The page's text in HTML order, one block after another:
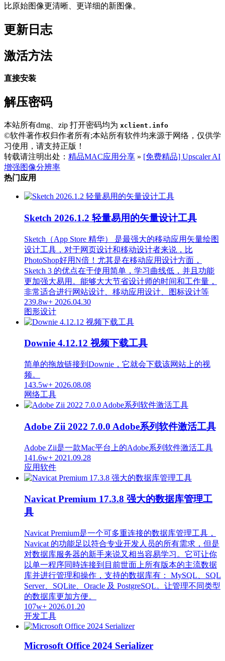
比原始图像更清晰、更详细的新图像。
更新日志
激活方法
直接安装
解压密码
本站所有dmg、zip 打开密码均为 xclient.info
©软件著作权归作者所有;本站所有软件均来源于网络，仅供学
习使用，请支持正版！
转载请注明出处： 精品MAC应用分享 » [免费精品] Upscaler AI
增强图像分辨率
热门应用
Sketch 2026.1.2 轻量易用的矢量设计工具
Sketch（App Store 精华） 是最强大的移动应用矢量绘图
设计工具，对于网页设计和移动设计者来说，比
PhotoShop好用N倍！尤其是在移动应用设计方面，
Sketch 3 的优点在于使用简单，学习曲线低，并且功能
更加强大易用。能够大大节省设计师的时间和工作量，
非常适合进行网站设计、移动应用设计、图标设计等
239.8w+ 2026.04.30
图形设计
Downie 4.12.12 视频下载工具
简单的拖放链接到Downie，它就会下载该网站上的视
频。
143.5w+ 2026.08.08
网络工具
Adobe Zii 2022 7.0.0 Adobe系列软件激活工具
Adobe Zii是一款Mac平台上的Adobe系列软件激活工具
141.6w+ 2021.09.28
应用软件
Navicat Premium 17.3.8 强大的数据库管理工
具
Navicat Premium是一个可多重连接的数据库管理工具，
Navicat 的功能足以符合专业开发人员的所有需求，但是
对数据库服务器的新手来说又相当容易学习。它可让你
以单一程序同時连接到目前世面上所有版本的主流数据
库并进行管理和操作，支持的数据库有： MySQL、SQL
Server、SQLite、Oracle 及 PostgreSQL。让管理不同类型
的数据库更加方便。
107w+ 2026.01.20
开发工具
Microsoft Office 2024 Serializer